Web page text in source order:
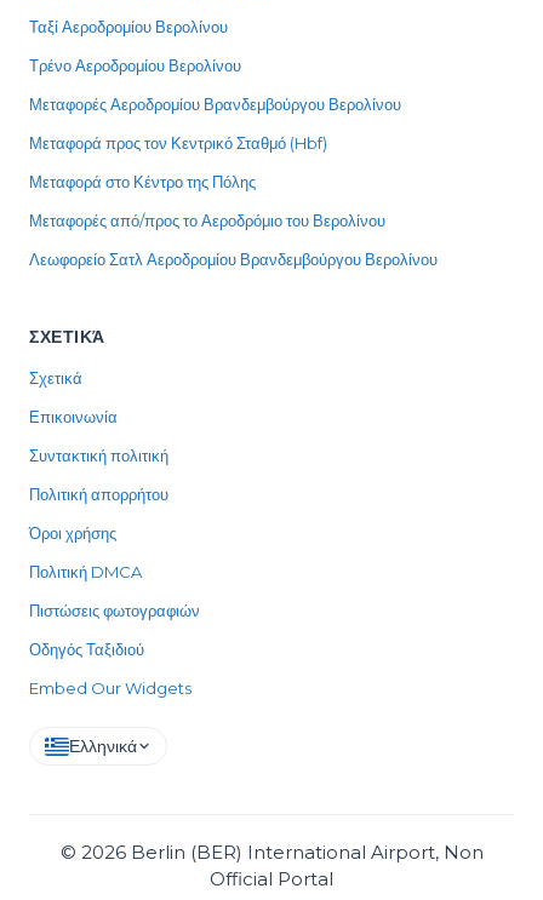
Ταξί Αεροδρομίου Βερολίνου
Τρένο Αεροδρομίου Βερολίνου
Μεταφορές Αεροδρομίου Βρανδεμβούργου Βερολίνου
Μεταφορά προς τον Κεντρικό Σταθμό (Hbf)
Μεταφορά στο Κέντρο της Πόλης
Μεταφορές από/προς το Αεροδρόμιο του Βερολίνου
Λεωφορείο Σατλ Αεροδρομίου Βρανδεμβούργου Βερολίνου
ΣΧΕΤΙΚΆ
Σχετικά
Επικοινωνία
Συντακτική πολιτική
Πολιτική απορρήτου
Όροι χρήσης
Πολιτική DMCA
Πιστώσεις φωτογραφιών
Οδηγός Ταξιδιού
Embed Our Widgets
Ελληνικά
© 2026Berlin (BER) International Airport, Non
Official Portal